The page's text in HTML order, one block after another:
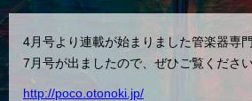
4月号より連載が始まりました管楽器専
7月号が出ましたので、ぜひご覧ください
http://poco.otonoki.jp/